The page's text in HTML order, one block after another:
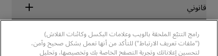
تطبيق فنادق راديسون
الفنادق المعتمدة في مجال الرياضة
فنادق مناسبة للعائلات
الصحة والسلامة
مجموعة فنادق راديسون
وسائل الإعلام
الوظائف، مجموعة فنادق PPHE
الوظائف في مجموعة فنادق EHL
قانوني
الإشعار القانوني
شروط برنامج Radisson Rewards وأحكامه
مساعدة
تنبيهات للمستهلكين
رامج التتبّع الملحقة بالويب وعلامات البكسل وكائنات الفلاش)
("ملفات تعريف الارتباط") للتأكد من أنها تعمل بشكل صحيح وآمن،
لتحسين إعلاناتك وتجربة التصفح الخاصة بك وتخصيصها، وتحليل